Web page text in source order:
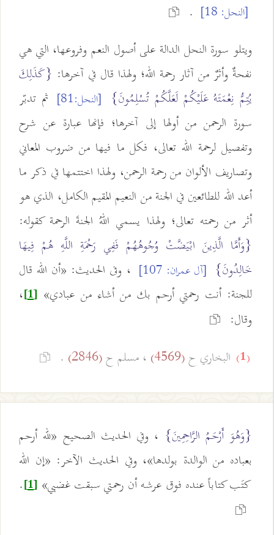
[النحل: 18]
.
ويتلو سورة النحل الدالة على أصول النعم وفروعها، التي هي
نفحةٌ وأثرٌ من آثار رحمة الله؛ ولهذا قال في آخرها: {كَذَلِكَ
يُتِمُّ نِعْمَتَهُ عَلَيْكُمْ لَعَلَّكُمْ تُسْلِمُونَ} [النحل:81]
ثم تدبّر
سورة الرحمن من أولها إلى آخرها؛ فإنها عبارة عن شرح
وتفصيل لرحمة الله تعالى، فكل ما فيها من ضروب المعاني
وتصاريف الألوان من رحمة الرحمن، ولهذا اختتمها في ذكر ما
أعد الله للطائعين في الجنة من النعيم المقيم الكامل، الذي هو
أثر من رحمته تعالى؛ ولهذا يسمي اللهُ الجنةَ الرحمة كقوله:
{وَأَمَّا الَّذِينَ ابْيَضَّتْ وُجُوهُهُمْ فَفِي رَحْمَةِ اللَّهِ هُمْ فِيهَا
خَالِدُونَ} [آل عمران: 107]
، وفى الحديث: «أن الله قال
للجنة: أنت رحمتي أرحم بك من أشاء من عبادي» [1] ،
وقال:
(1) البخاري ح(4569) ، مسلم ح(2846)
.
{وَهُوَ أَرْحَمُ الرَّاحِمِينَ} ، وفي الحديث الصحيح «لله أرحم
بعباده من الوالدة بولدها»، وفي الحديث الآخر: «إن الله
كتَب كتاباً عنده فوق عرشه أن رحمتي سبقت غضبي» [1]
.